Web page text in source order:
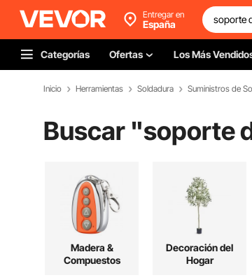
Entregar en
España
Categorías Ofertas Los Más
Inicio Herramientas Soldadura Suministros de
Buscar "soporte
Madera &
Compuestos
Decoración del
Hogar